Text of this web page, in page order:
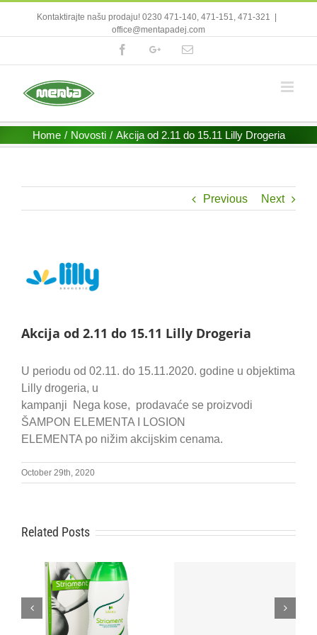
Kontaktirajte našu prodaju! 0230 471-140, 471-151, 471-321
office@mentapadej.com
FacebookGoogle+Email
Home / Novosti / Akcija od 2.11 do 15.11 Lilly Drogeria
Previous Next
Larger
Akcija od 2.11 do 15.11 Lilly Drogeria
U periodu od 02.11. do 15.11.2020. godine u objektima
Lilly drogeria, u
kampanji Nega kose, prodavaće se proizvodi
ŠAMPON ELEMENTA I LOSION
ELEMENTA po nižim akcijskim cenama.
October 29th, 2020
Related Posts
Ovlašćeni distributer
za teritoriju Kosova i
Od Novembra 2019